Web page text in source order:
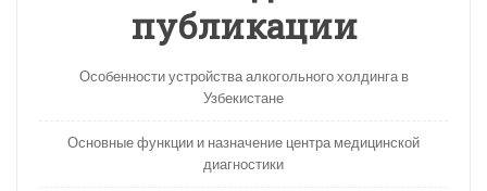
публикации
Особенности устройства алкогольного холдинга в
Узбекистане
Основные функции и назначение центра медицинской
диагностики